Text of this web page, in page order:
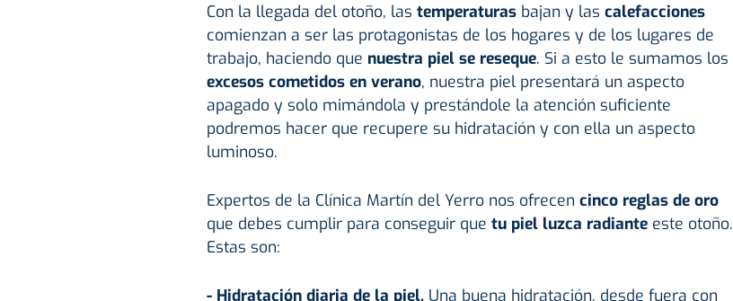
Con la llegada del otoño, las temperaturas bajan y las calefacciones
comienzan a ser las protagonistas de los hogares y de los lugares de
trabajo, haciendo que nuestra piel se reseque. Si a esto le sumamos los
excesos cometidos en verano, nuestra piel presentará un aspecto
apagado y solo mimándola y prestándole la atención suficiente
podremos hacer que recupere su hidratación y con ella un aspecto
luminoso.
Expertos de la Clínica Martín del Yerro nos ofrecen cinco reglas de oro
que debes cumplir para conseguir que tu piel luzca radiante este otoño.
Estas son:
- Hidratación diaria de la piel. Una buena hidratación, desde fuera con